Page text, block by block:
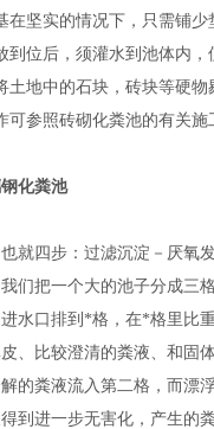
在坚实的情况下，只需铺
到位后，须灌水到池体内，
土地中的石块，砖块等硬
可参照砖砌化粪池的有关施
化粪池
就四步：过滤沉淀－厌氧
们把一个大的池子分成三
水口排到*格，在*格里比
、比较澄清的粪液、和固
的粪液流入第二格，而漂
到进一步无害化，产生的